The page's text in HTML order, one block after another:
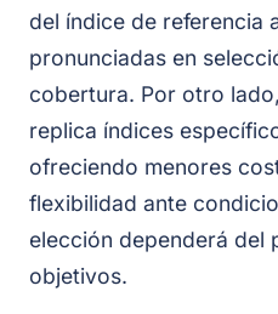
del índice de referencia
pronunciadas en
cobertura. Por otro
replica índices
ofreciendo menores
flexibilidad ante
elección dependerá del
objetivos.